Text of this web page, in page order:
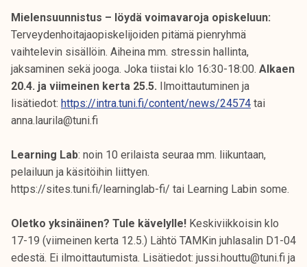
Mielensuunnistus – löydä voimavaroja opiskeluun:
Terveydenhoitajaopiskelijoiden pitämä pienryhmä
vaihtelevin sisällöin. Aiheina mm. stressin hallinta,
jaksaminen sekä jooga. Joka tiistai klo 16:30-18:00. Alkaen
20.4. ja viimeinen kerta 25.5. Ilmoittautuminen ja
lisätiedot: https://intra.tuni.fi/content/news/24574 tai
anna.laurila@tuni.fi
Learning Lab: noin 10 erilaista seuraa mm. liikuntaan,
pelailuun ja käsitöihin liittyen.
https://sites.tuni.fi/learninglab-fi/ tai Learning Labin some.
Oletko yksinäinen? Tule kävelylle! Keskiviikkoisin klo
17-19 (viimeinen kerta 12.5.) Lähtö TAMKin juhlasalin D1-04
edestä. Ei ilmoittautumista. Lisätiedot: jussi.houttu@tuni.fi ja